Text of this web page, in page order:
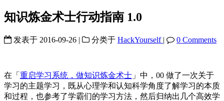
知识炼金术士行动指南 1.0
发表于 2016-09-26 | 分类于 HackYourself | 0 Comments
在「 重启学习系统，做知识炼金术士 」中，00 做了一次关于
学习的主题学习，既从心理学和认知科学角度了解学习的本质
和过程，也参考了学霸们的学习方法，然后归纳出几个高效学